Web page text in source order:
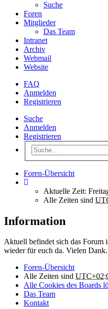
Suche
Foren
Mitglieder
Das Team
Intranet
Archiv
Webmail
Website
FAQ
Anmelden
Registrieren
Suche
Anmelden
Registrieren
Foren-Übersicht
Aktuelle Zeit:
Alle Zeiten sind
Information
Aktuell befindet sich das Forum
wieder für euch da. Vielen Dank.
Foren-Übersicht
Alle Zeiten sind
Alle Cookies des Boards
Das Team
Kontakt